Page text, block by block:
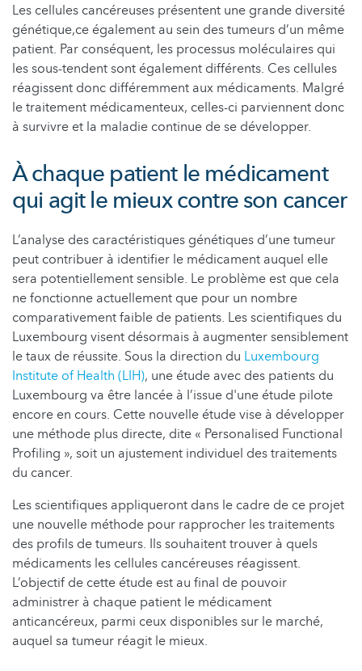
Les cellules cancéreuses présentent une grande diversité
génétique,ce également au sein des tumeurs d’un même
patient. Par conséquent, les processus moléculaires qui
les sous-tendent sont également différents. Ces cellules
réagissent donc différemment aux médicaments. Malgré
le traitement médicamenteux, celles-ci parviennent donc
à survivre et la maladie continue de se développer.
À chaque patient le médicament
qui agit le mieux contre son cancer
L’analyse des caractéristiques génétiques d’une tumeur
peut contribuer à identifier le médicament auquel elle
sera potentiellement sensible. Le problème est que cela
ne fonctionne actuellement que pour un nombre
comparativement faible de patients. Les scientifiques du
Luxembourg visent désormais à augmenter sensiblement
le taux de réussite. Sous la direction du Luxembourg
Institute of Health (LIH), une étude avec des patients du
Luxembourg va être lancée à l’issue d'une étude pilote
encore en cours. Cette nouvelle étude vise à développer
une méthode plus directe, dite « Personalised Functional
Profiling », soit un ajustement individuel des traitements
du cancer.
Les scientifiques appliqueront dans le cadre de ce projet
une nouvelle méthode pour rapprocher les traitements
des profils de tumeurs. Ils souhaitent trouver à quels
médicaments les cellules cancéreuses réagissent.
L’objectif de cette étude est au final de pouvoir
administrer à chaque patient le médicament
anticancéreux, parmi ceux disponibles sur le marché,
auquel sa tumeur réagit le mieux.